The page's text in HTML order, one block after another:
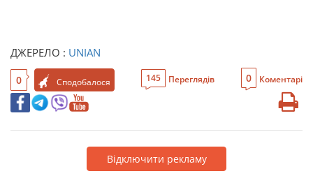
ДЖЕРЕЛО : UNIAN
0 Сподобалося 145 Переглядів 0 Коментарі
Відключити рекламу